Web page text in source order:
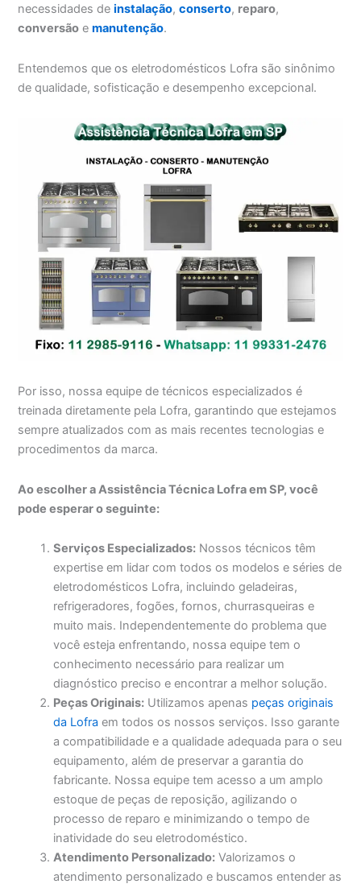
necessidades deinstalação,conserto, reparo,
conversão emanutenção.
Entendemos que os eletrodomésticos Lofra são sinônimo
de qualidade, sofisticação e desempenho excepcional.
Por isso, nossa equipe de técnicos especializados é
treinada diretamente pela Lofra, garantindo que estejamos
sempre atualizados com as mais recentes tecnologias e
procedimentos da marca.
Ao escolher a Assistência Técnica Lofra em SP, você
pode esperar o seguinte:
Serviços Especializados: Nossos técnicos têm
expertise em lidar com todos os modelos e séries de
eletrodomésticos Lofra, incluindo geladeiras,
refrigeradores, fogões, fornos, churrasqueiras e
muito mais. Independentemente do problema que
você esteja enfrentando, nossa equipe tem o
conhecimento necessário para realizar um
diagnóstico preciso e encontrar a melhor solução.
Peças Originais: Utilizamos apenas peças originais
da Lofra em todos os nossos serviços. Isso garante
a compatibilidade e a qualidade adequada para o seu
equipamento, além de preservar a garantia do
fabricante. Nossa equipe tem acesso a um amplo
estoque de peças de reposição, agilizando o
processo de reparo e minimizando o tempo de
inatividade do seu eletrodoméstico.
Atendimento Personalizado: Valorizamos o
atendimento personalizado e buscamos entender as